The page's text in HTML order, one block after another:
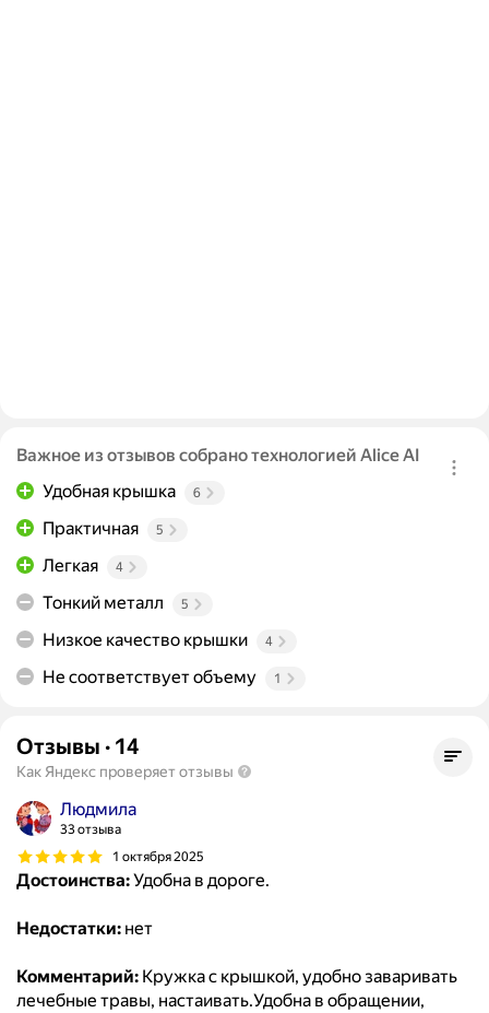
Важное из отзывов собрано технологией Alice AI
Удобная крышка
6
Практичная 5
Легкая 4
Тонкий металл 5
Низкое качество крышки 4
Не соответствует объему 1
Отзывы · 14
Как Яндекс проверяет отзывы
Людмила
33 отзыва
1 октября 2025
Достоинства:Удобна в дороге.
Недостатки: нет
Комментарий: Кружка с крышкой, удобно заваривать
лечебные травы, настаивать.Удобна в обращении,